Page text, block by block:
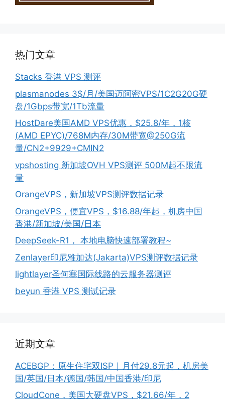
热门文章
Stacks 香港 VPS 测评
plasmanodes 3$/月/美国迈阿密VPS/1C2G20G硬
盘/1Gbps带宽/1Tb流量
HostDare美国AMD VPS优惠，$25.8/年，1核
(AMD EPYC)/768M内存/30M带宽@250G流
量/CN2+9929+CMIN2
vpshosting 新加坡OVH VPS测评 500M起不限流
量
OrangeVPS，新加坡VPS测评数据记录
OrangeVPS，便宜VPS，$16.88/年起，机房中国
香港/新加坡/美国/日本
DeepSeek-R1， 本地电脑快速部署教程~
Zenlayer印尼雅加达(Jakarta)VPS测评数据记录
lightlayer圣何塞国际线路的云服务器测评
beyun 香港 VPS 测试记录
近期文章
ACEBGP：原生住宅双ISP｜月付29.8元起，机房美
国/英国/日本/德国/韩国/中国香港/印尼
CloudCone，美国大硬盘VPS，$21.66/年，2